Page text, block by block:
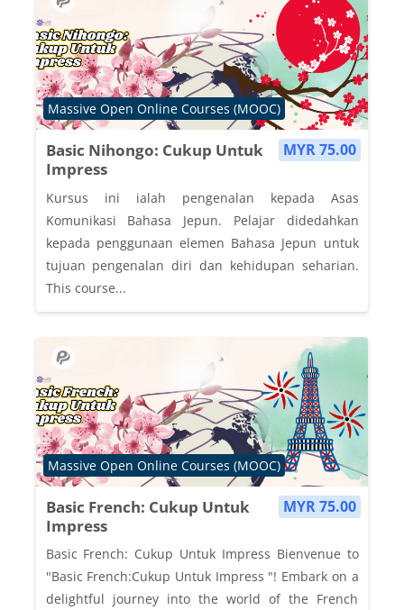
MYR 75.00
Basic Nihongo: Cukup Untuk
Impress
Course category
Massive Open Online Courses (MOOC)
Kursus ini ialah pengenalan kepada Asas
Komunikasi Bahasa Jepun. Pelajar didedahkan
kepada penggunaan elemen Bahasa Jepun untuk
tujuan pengenalan diri dan kehidupan seharian.
This course...
MYR 75.00
Basic French: Cukup Untuk
Impress
Course category
Massive Open Online Courses (MOOC)
Basic French: Cukup Untuk Impress Bienvenue to
"Basic French:Cukup Untuk Impress "! Embark on a
delightful journey into the world of the French